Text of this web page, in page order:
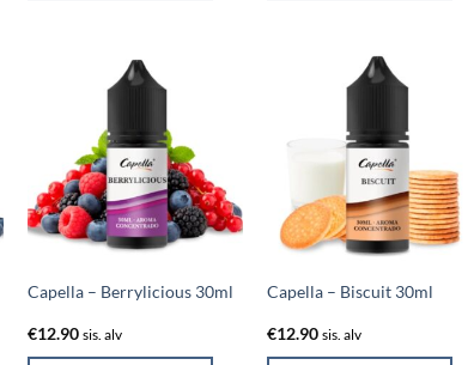
Capella – Berrylicious 30ml
€12.90 sis. alv
Capella – Biscuit 30ml
€12.90 sis. alv